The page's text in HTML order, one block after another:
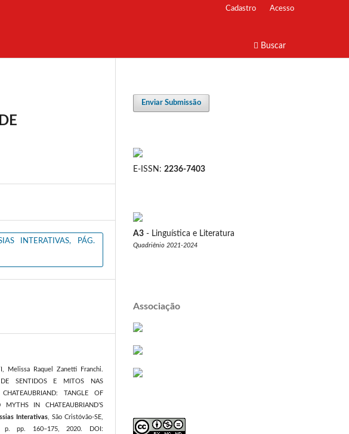
Buscar
Cadastro Acesso
INTERATIVAS, PÁG.
Melissa Raquel Zanetti Franchi.
DE SENTIDOS E MITOS NAS
TANGLE OF
MYTHS IN CHATEAUBRIAND’S
Interativas, São Cristóvão-SE,
pp. 160–175, 2020. DOI:
Enviar Submissão
E-ISSN: 2236-7403
A3 - Linguística e Literatura
Quadriênio 2021-2024
Associação